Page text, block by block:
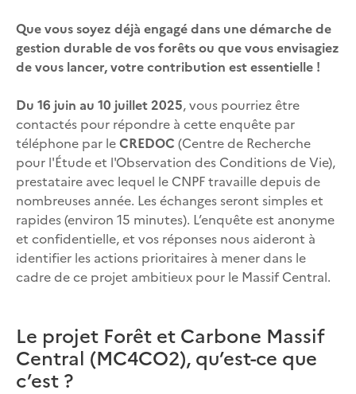
Que vous soyez déjà engagé dans une démarche de
gestion durable de vos forêts ou que vous envisagiez
de vous lancer, votre contribution est essentielle !
Du 16 juin au 10 juillet 2025, vous pourriez être
contactés pour répondre à cette enquête par
téléphone par leCREDOC (Centre de Recherche
pour l'Étude et l'Observation des Conditions de Vie),
prestataire avec lequel le CNPF travaille depuis de
nombreuses année. Les échanges seront simples et
rapides (environ 15 minutes). L’enquête est anonyme
et confidentielle, et vos réponses nous aideront à
identifier les actions prioritaires à mener dans le
cadre de ce projet ambitieux pour le Massif Central.
Le projet Forêt et Carbone Massif
Central (MC4CO2), qu’est-ce que
c’est ?